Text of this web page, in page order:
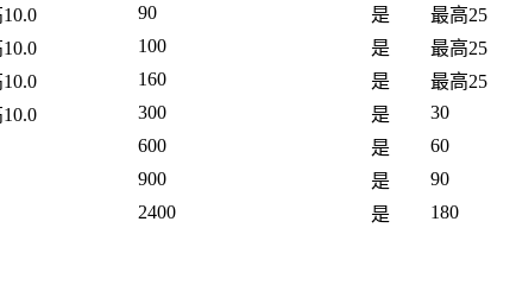
90 是 最高25
100 是 最高25
160 是 最高25
300 是 30
600 是 60
900 是 90
2400 是 180